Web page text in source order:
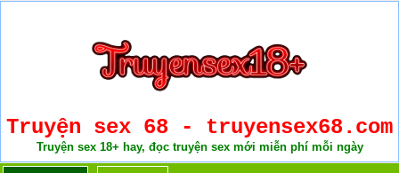
Truyện sex 68 - truyensex68.com
Truyện sex 18+ hay, đọc truyện sex mới miễn phí mỗi ngày